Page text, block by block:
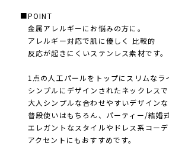
■POINT
金属アレルギーにお悩みの方に。
アレルギー対応で肌に優しく 比較的
反応が起きにくいステンレス素材です。
1点の人工パールをトップにスリムなラ
シンプルにデザインされたネックレスで
大人シンプルな合わせやすいデザイン
普段使いはもちろん、パーティー/結婚
エレガントなスタイルやドレス系コーデ
アクセントにもおすすめです。